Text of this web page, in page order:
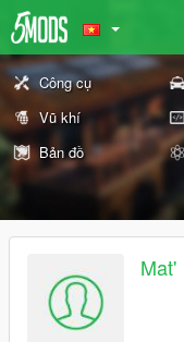
Công cụ
Vũ khí
Bản đồ
Mat'